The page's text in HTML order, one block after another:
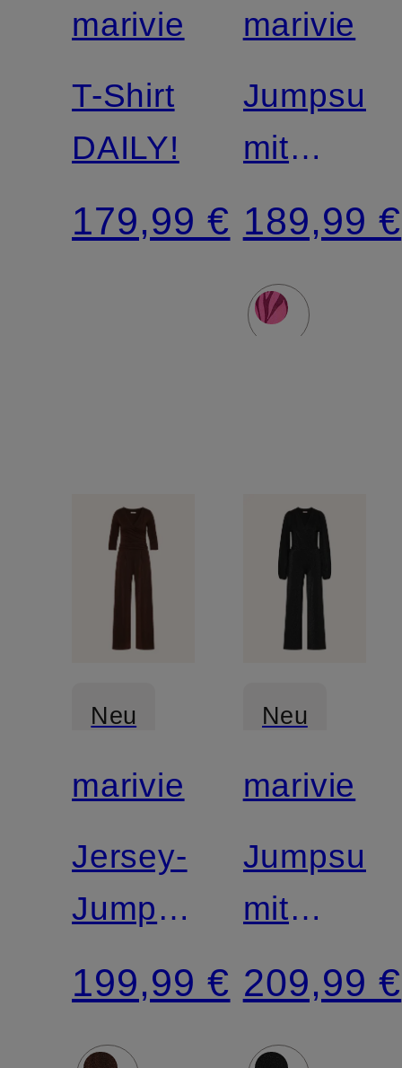
marivie
T-Shirt
DAILY!
179,99 €
marivie
Jumpsuit
mit
189,99 €
Neu
marivie
Jersey-
Jumpsuit
JUMP
IN! mit
199,99 €
Neu
marivie
Jumpsuit
mit
209,99 €